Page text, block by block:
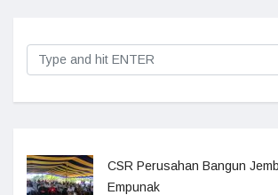
CSR Perusahan Bangun
Empunak